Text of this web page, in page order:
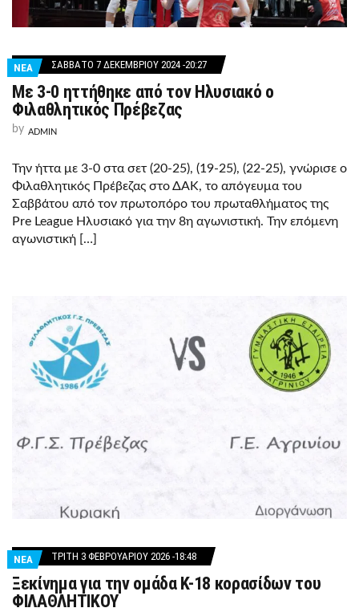
ΝΕΑ ΣΆΒΒΑΤΟ 7 ΔΕΚΕΜΒΡΊΟΥ 2024 -20:27
Με 3-0 ηττήθηκε από τον Ηλυσιακό ο
Φιλαθλητικός Πρέβεζας
by ADMIN
Την ήττα με 3-0 στα σετ (20-25), (19-25), (22-25), γνώρισε ο
Φιλαθλητικός Πρέβεζας στο ΔΑΚ, το απόγευμα του
Σαββάτου από τον πρωτοπόρο του πρωταθλήματος της
Pre League Ηλυσιακό για την 8η αγωνιστική. Την επόμενη
αγωνιστική […]
ΝΕΑ ΤΡΊΤΗ 3 ΦΕΒΡΟΥΑΡΊΟΥ 2026 -18:48
Ξεκίνημα για την ομάδα Κ-18 κορασίδων του
ΦΙΛΑΘΛΗΤΙΚΟΥ